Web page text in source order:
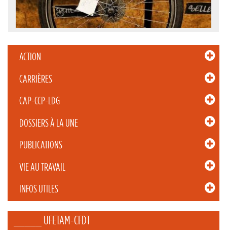
ACTION
CARRIÈRES
CAP-CCP-LDG
DOSSIERS À LA UNE
PUBLICATIONS
VIE AU TRAVAIL
INFOS UTILES
_____ UFETAM-CFDT